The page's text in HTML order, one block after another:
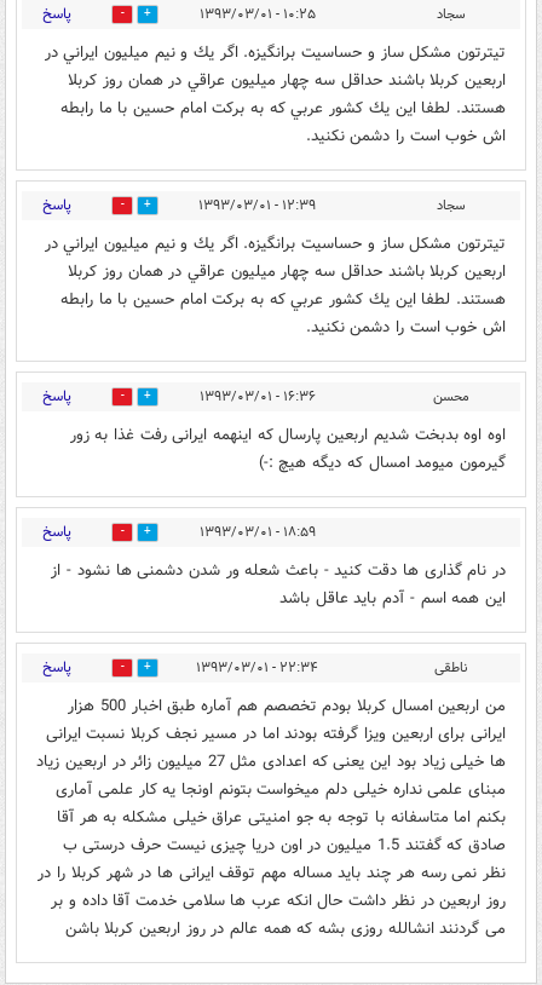
سجاد ۱۰:۲۵ - ۱۳۹۳/۰۳/۰۱ 0 پاسخ
تيترتون مشكل ساز و حساسيت برانگيزه. اگر يك و نيم ميليون ايراني در
اربعين كربلا باشند حداقل سه چهار ميليون عراقي در همان روز كربلا
هستند. لطفا اين يك كشور عربي كه به بركت امام حسين با ما رابطه
اش خوب است را دشمن نكنيد.
سجاد ۱۲:۳۹ - ۱۳۹۳/۰۳/۰۱ 0 پاسخ
تيترتون مشكل ساز و حساسيت برانگيزه. اگر يك و نيم ميليون ايراني در
اربعين كربلا باشند حداقل سه چهار ميليون عراقي در همان روز كربلا
هستند. لطفا اين يك كشور عربي كه به بركت امام حسين با ما رابطه
اش خوب است را دشمن نكنيد.
محسن ۱۶:۳۶ - ۱۳۹۳/۰۳/۰۱ 0 پاسخ
اوه اوه بدبخت شدیم اربعین پارسال که اینهمه ایرانی رفت غذا به زور
گیرمون میومد امسال که دیگه هیچ :-)
۱۸:۵۹ - ۱۳۹۳/۰۳/۰۱ 0 پاسخ
در نام گذاری ها دقت کنید - باعث شعله ور شدن دشمنی ها نشود - از
این همه اسم - آدم باید عاقل باشد
ناطقی ۲۲:۳۴ - ۱۳۹۳/۰۳/۰۱ 0 پاسخ
من اربعین امسال کربلا بودم تخصصم هم آماره طبق اخبار 500 هزار
ایرانی برای اربعین ویزا گرفته بودند اما در مسیر نجف کربلا نسبت ایرانی
ها خیلی زیاد بود این یعنی که اعدادی مثل 27 میلیون زائر در اربعین زیاد
مبنای علمی نداره خیلی دلم میخواست بتونم اونجا یه کار علمی آماری
بکنم اما متاسفانه با توجه به جو امنیتی عراق خیلی مشکله به هر آقا
صادق که گفتند 1.5 میلیون در اون دریا چیزی نیست حرف درستی ب
نظر نمی رسه هر چند باید مساله مهم توقف ایرانی ها در شهر کربلا را در
روز اربعین در نظر داشت حال انکه عرب ها سلامی خدمت آقا داده و بر
می گردنند انشالله روزی بشه که همه عالم در روز اربعین کربلا باشن